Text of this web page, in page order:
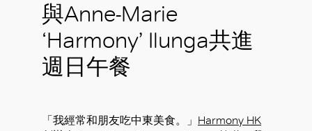
與Anne-Marie
‘Harmony’ Ilunga共進
週日午餐
「我經常和朋友吃中東美食。」 Harmony HK